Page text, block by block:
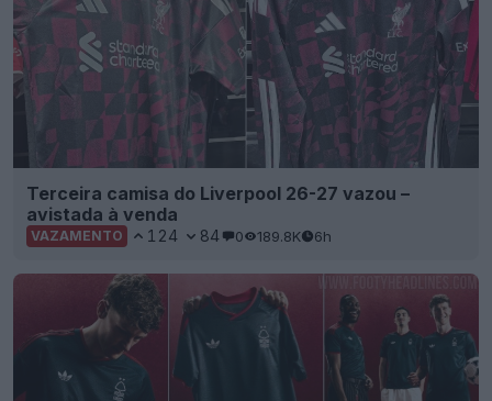
Terceira camisa do Liverpool 26-27 vazou –
avistada à venda
VAZAMENTO 124 84 0 189.8K 6h